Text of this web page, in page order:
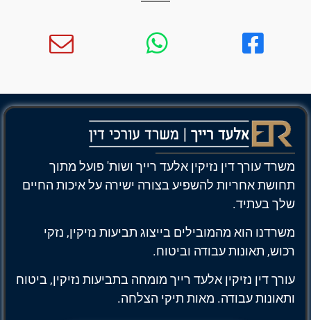
משרד עורך דין נזיקין אלעד רייך ושות' פועל מתוך
תחושת אחריות להשפיע בצורה ישירה על איכות החיים
שלך בעתיד.
משרדנו הוא מהמובילים בייצוג תביעות נזיקין, נזקי
רכוש, תאונות עבודה וביטוח.
עורך דין נזיקין אלעד רייך מומחה בתביעות נזיקין, ביטוח
ותאונות עבודה. מאות תיקי הצלחה.